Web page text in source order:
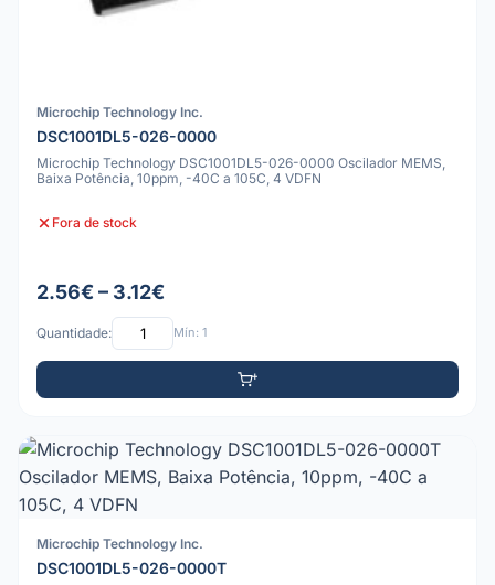
Microchip Technology Inc.
DSC1001DL5-026-0000
Microchip Technology DSC1001DL5-026-0000 Oscilador MEMS,
Baixa Potência, 10ppm, -40C a 105C, 4 VDFN
Fora de stock
2.56€ – 3.12€
Quantidade: Mín: 1
Microchip Technology Inc.
DSC1001DL5-026-0000T